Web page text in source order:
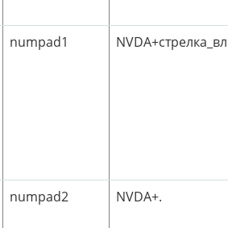
numpad1
numpad2 NVDA+.